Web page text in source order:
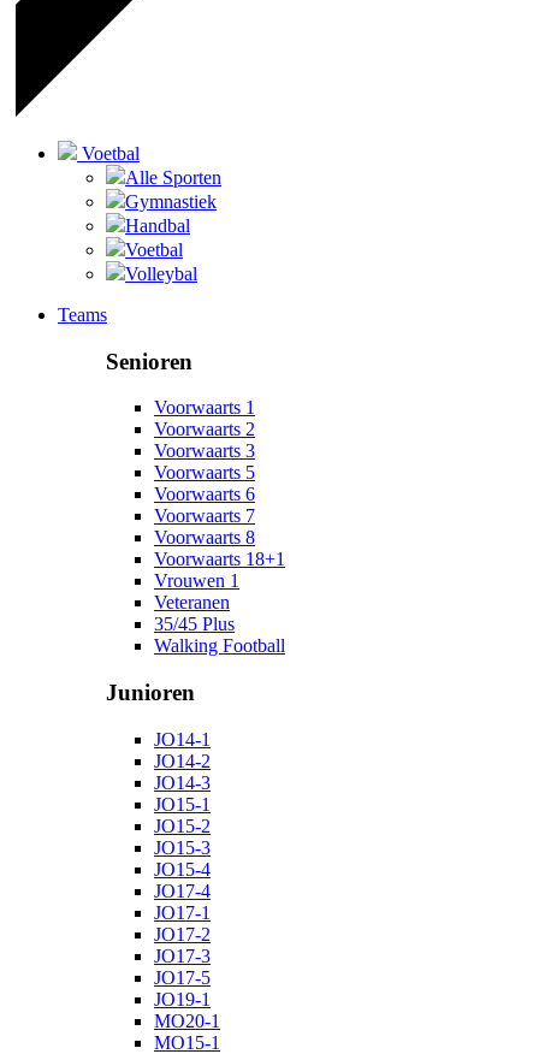
Voetbal
Alle Sporten
Gymnastiek
Handbal
Voetbal
Volleybal
Teams
Senioren
Voorwaarts 1
Voorwaarts 2
Voorwaarts 3
Voorwaarts 5
Voorwaarts 6
Voorwaarts 7
Voorwaarts 8
Voorwaarts 18+1
Vrouwen 1
Veteranen
35/45 Plus
Walking Football
Junioren
JO14-1
JO14-2
JO14-3
JO15-1
JO15-2
JO15-3
JO15-4
JO17-4
JO17-1
JO17-2
JO17-3
JO17-5
JO19-1
MO20-1
MO15-1